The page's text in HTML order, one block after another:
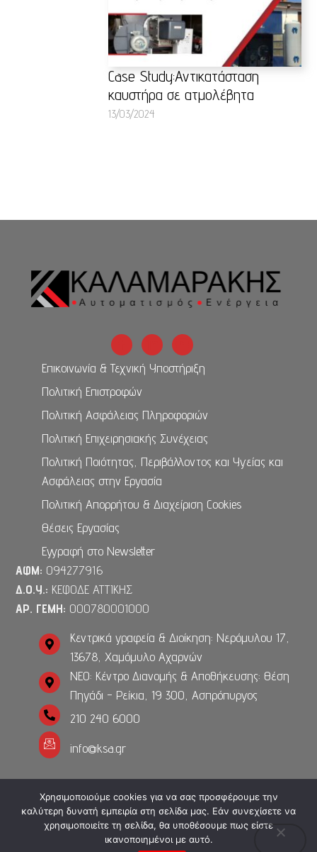
Case Study:Αντικατάσταση
καυστήρα σε ατμολέβητα
13/03/2024
Επικοινωνία & Τεχνική Υποστήριξη
Πολιτική Επιστροφών
Πολιτική Ασφάλειας Πληροφοριών
Πολιτική Επιχειρησιακής Συνέχειας
Πολιτική Ποιότητας, Περιβάλλοντος και Υγείας και
Ασφάλειας στην Εργασία
Πολιτική Απορρήτου & Διαχείριση Cookies
Θέσεις Εργασίας
Εγγραφή στο Newsletter
ΑΦΜ: 094277916
Δ.Ο.Υ.: ΚΕΦΟΔΕ ΑΤΤΙΚΗΣ
ΑΡ. ΓΕΜΗ: 000780001000
Κεντρικά γραφεία & Διοίκηση: Νερόμυλου 17,
13678, Χαμόμυλο Αχαρνών
ΝΕΟ: Κέντρο Διανομής & Αποθήκευσης: Θέση
Πηγάδι - Ρείκια, 19 300, Ασπρόπυργος
210 240 6000
info@ksa.gr
Copyright 2023. Powered byMedia Planners. All rights
reserved.
Χρησιμοποιούμε cookies για να σας προσφέρουμε την
καλύτερη δυνατή εμπειρία στη σελίδα μας. Εάν συνεχίσετε να
χρησιμοποιείτε τη σελίδα, θα υποθέσουμε πως είστε
ικανοποιημένοι με αυτό.